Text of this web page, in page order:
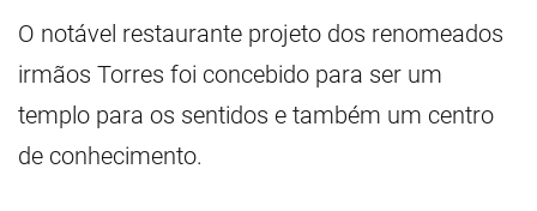
O notável restaurante projeto dos renomeados
irmãos Torres foi concebido para ser um
templo para os sentidos e também um centro
de conhecimento.